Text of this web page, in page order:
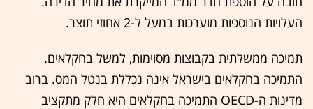
העלויות הנוספות מוערכות במעל ל-2 אחוזי תוצר.
תמיכה ממשלתית בקבוצות מסוימות, למשל בחקלאים.
התמיכה בחקלאים בישראל אינה נכללת בנטל המס. ברוב
מדינות ה-OECD התמיכה בחקלאים היא חלק מתקציב